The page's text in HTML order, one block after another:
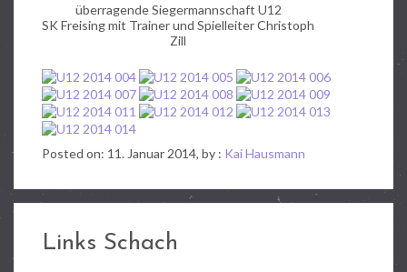
überragende Siegermannschaft U12
SK Freising mit Trainer und Spielleiter Christoph
Zill
Posted on: 11. Januar 2014, by : Kai Hausmann
Links Schach